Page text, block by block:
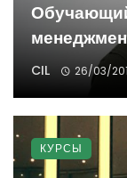
CIL 26/03/
КУРСЫ